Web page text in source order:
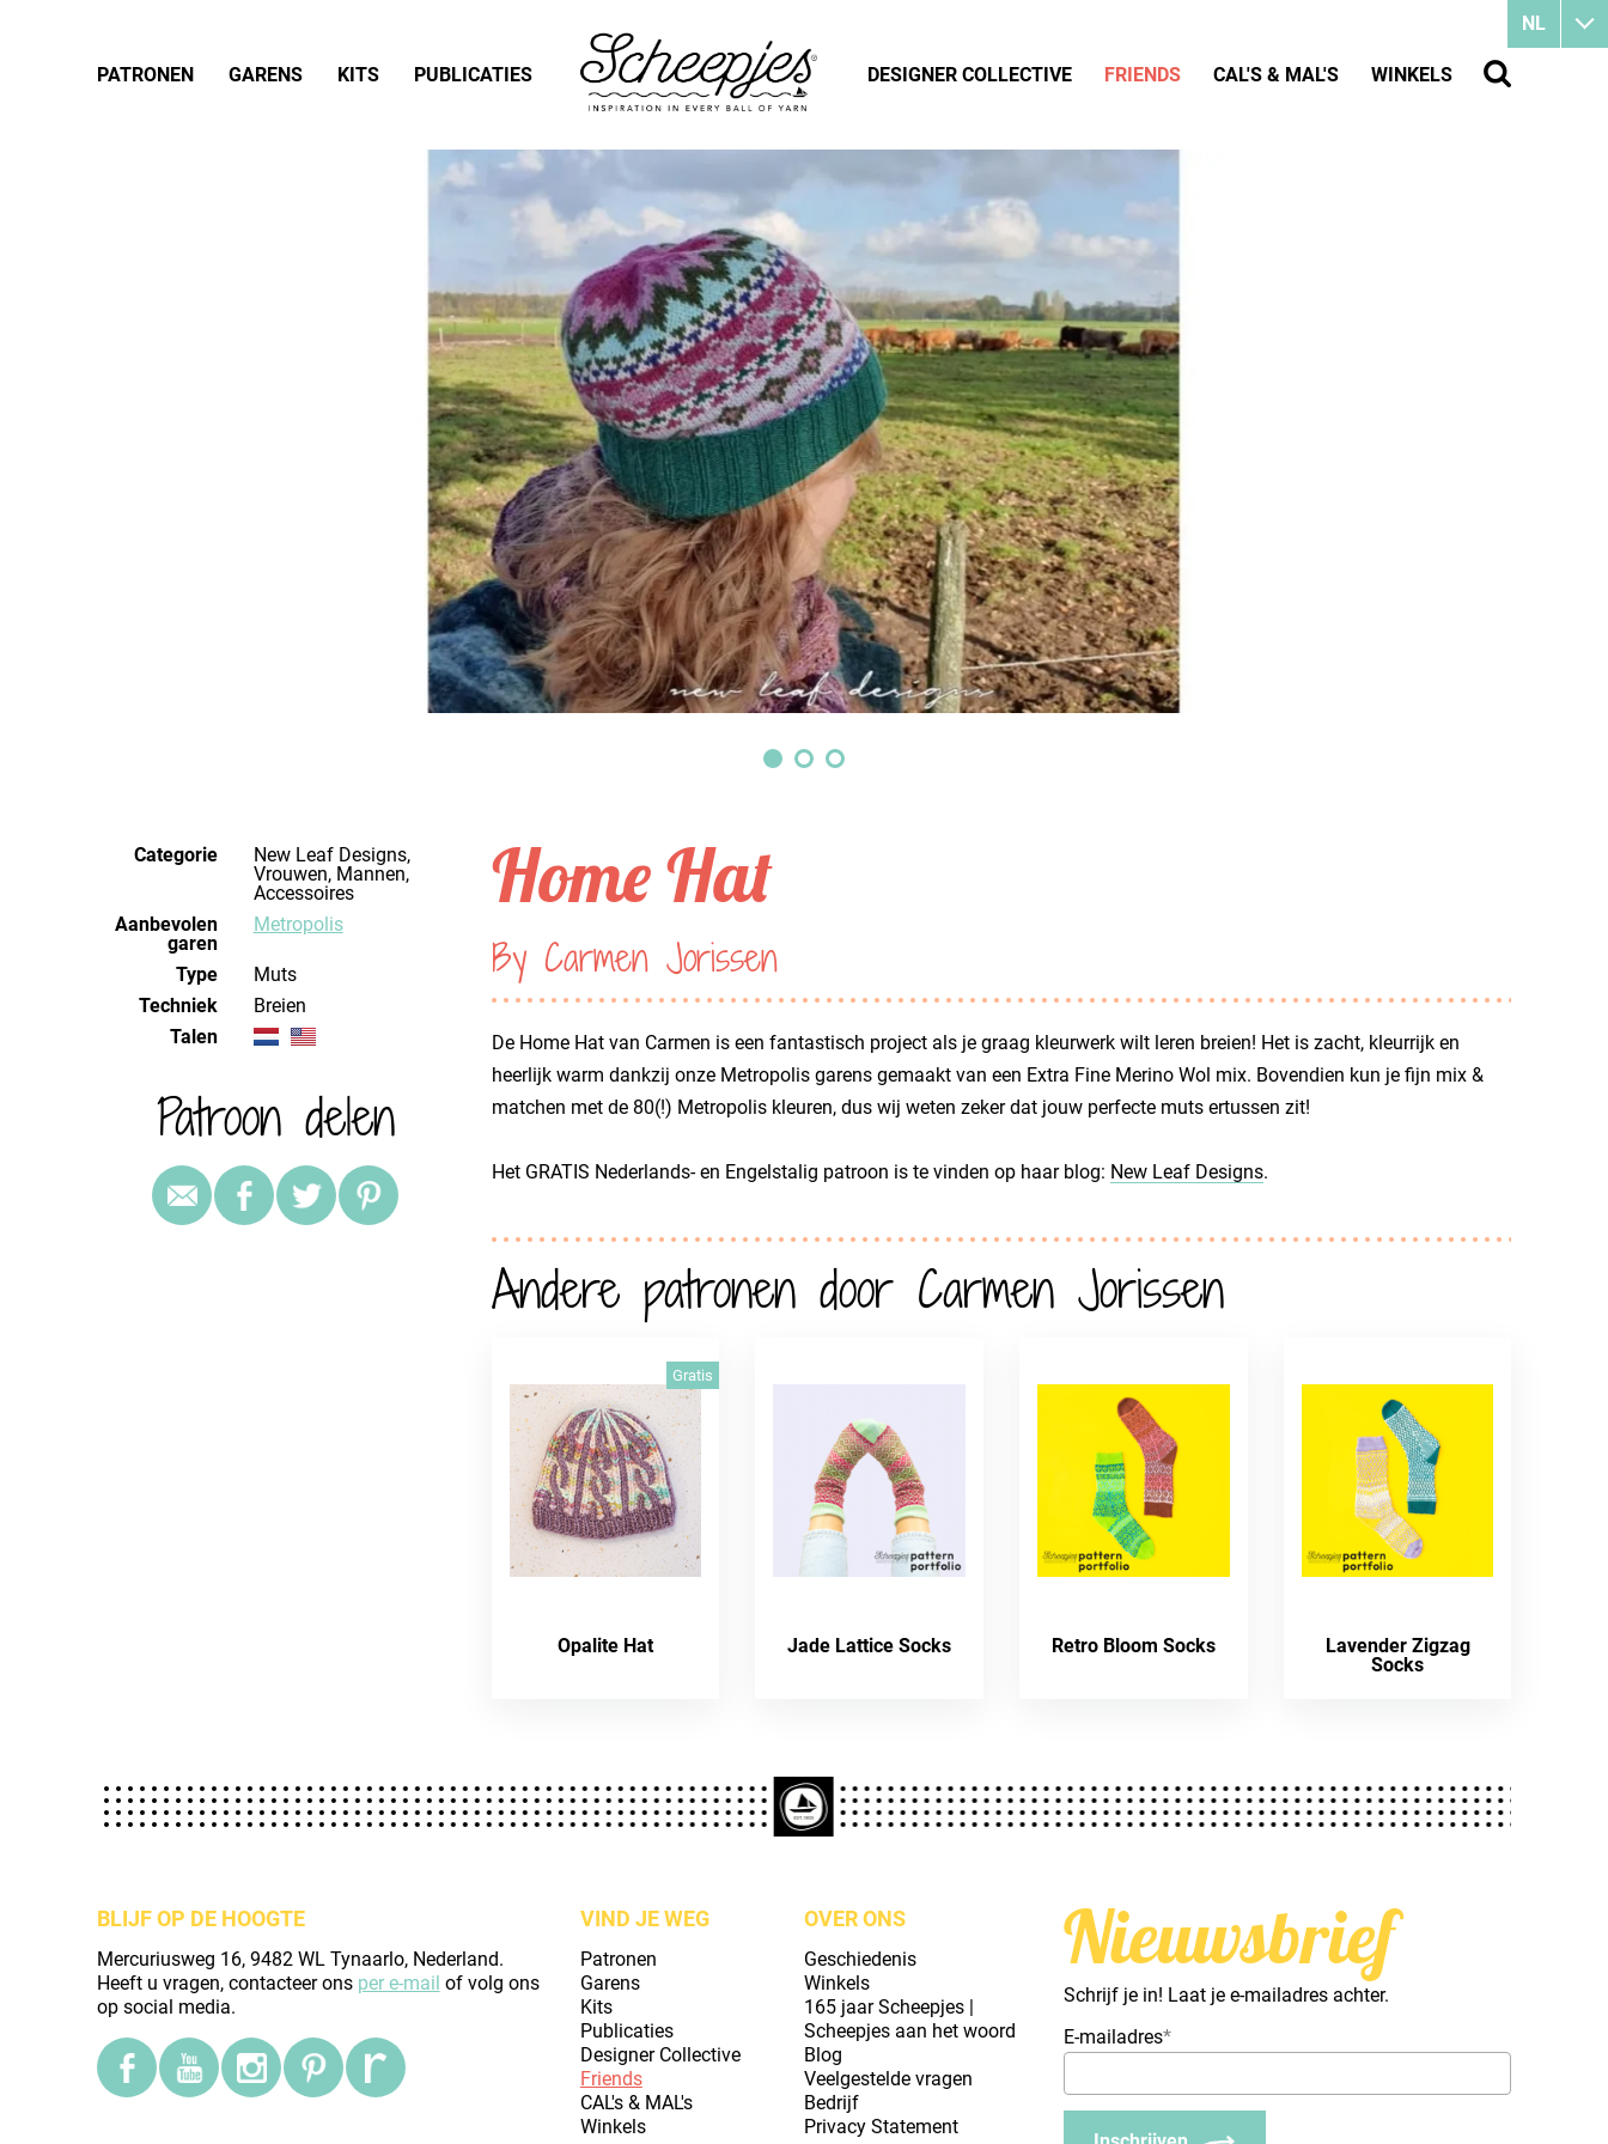
Categorie
New Leaf Designs,
Vrouwen, Mannen,
Accessoires
Aanbevolen
garen
Metropolis
Type
Muts
Techniek
breien
Talen
Patroon delen
Home Hat
By Carmen Jorissen
De Home Hat van Carmen is een fantastisch project als je graag kleurwerk wilt leren breien! Het is zacht, kleurrijk en
heerlijk warm dankzij onze Metropolis garens gemaakt van een Extra Fine Merino Wol mix. Bovendien kun je fijn mix &
matchen met de 80(!) Metropolis kleuren, dus wij weten zeker dat jouw perfecte muts ertussen zit!
Het GRATIS Nederlands- en Engelstalig patroon is te vinden op haar blog: New Leaf Designs.
Andere patronen door Carmen Jorissen
Gratis
Opalite Hat Jade Lattice Socks Retro Bloom Socks
Lavender Zigzag
Socks
BLIJF OP DE HOOGTE
Mercuriusweg 16, 9482 WL Tynaarlo, Nederland.
Heeft u vragen, contacteer ons per e-mail of volg ons
op social media.
VIND JE WEG
Patronen
Garens
Kits
Publicaties
Designer Collective
Friends
CAL's & MAL's
Winkels
OVER ONS
Geschiedenis
Winkels
165 jaar Scheepjes |
Scheepjes aan het woord
Blog
Veelgestelde vragen
Bedrijf
Privacy Statement
Nieuwsbrief
Schrijf je in! Laat je e-mailadres achter.
E-mailadres*
NL
PATRONEN GARENS KITS PUBLICATIES DESIGNER COLLECTIVE FRIENDS CAL'S & MAL'S WINKELS